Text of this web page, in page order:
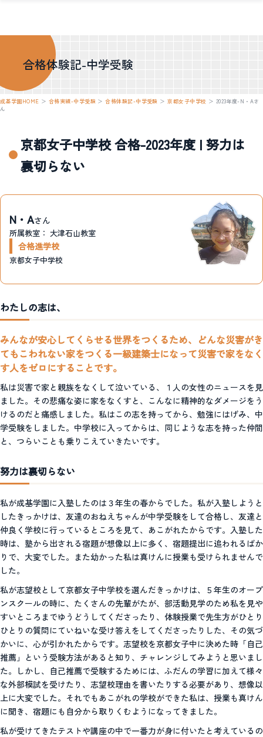
合格体験記-中学受験
成基学園HOME ＞ 合格実績-中学受験 ＞合格体験記-中学受験 ＞京都女子中学校 ＞ 2023年度-N・Aさ
ん
京都女子中学校 合格-2023年度 | 努力は
裏切らない
N・Aさん
所属教室： 大津石山教室
合格進学校
京都女子中学校
わたしの志は、
みんなが安心してくらせる世界をつくるため、どんな災害がき
てもこわれない家をつくる一級建築士になって災害で家をなく
す人をゼロにすることです。
私は災害で家と親族をなくして泣いている、１人の女性のニュースを見
ました。その悲痛な姿に家をなくすと、こんなに精神的なダメージをう
けるのだと痛感しました。私はこの志を持ってから、勉強にはげみ、中
学受験をしました。中学校に入ってからは、同じような志を持った仲間
と、つらいことも乗りこえていきたいです。
努力は裏切らない
私が成基学園に入塾したのは３年生の春からでした。私が入塾しようと
したきっかけは、友達のおねえちゃんが中学受験をして合格し、友達と
仲良く学校に行っているところを見て、あこがれたからです。入塾した
時は、塾から出される宿題が想像以上に多く、宿題提出に追われるばか
りで、大変でした。また幼かった私は真けんに授業も受けられませんで
した。
私が志望校として京都女子中学校を選んだきっかけは、５年生のオープ
ンスクールの時に、たくさんの先輩がたが、部活動見学のため私を見や
すいところまでゆうどうしてくださったり、体験授業で先生方がひとり
ひとりの質問にていねいな受け答えをしてくださったりした、その気づ
かいに、心が引かれたからです。志望校を京都女子中に決めた時「自己
推薦」という受験方法があると知り、チャレンジしてみようと思いまし
た。しかし、自己推薦で受験するためには、ふだんの学習に加えて様々
な外部模試を受けたり、志望校理由を書いたりする必要があり、想像以
上に大変でした。それでもあこがれの学校ができた私は、授業も真けん
に聞き、宿題にも自分から取りくむようになってきました。
私が受けてきたテストや講座の中で一番力が身に付いたと考えているの